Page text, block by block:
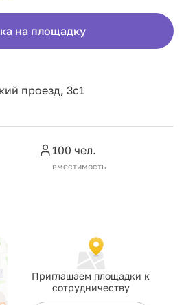
на площадку
проезд, 3с1
100 чел.
вместимость
Приглашаем площадки к
сотрудничеству